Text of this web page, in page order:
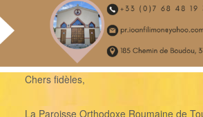
Chers fidèles,
La Paroisse Orthodoxe Roumaine de